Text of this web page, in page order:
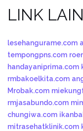
LINK
lesehangurame.com
tempongpns.com
handayaniprima.com
rmbakoelkita.com
Mrobak.com
rmjasabundo.com
chungiwa.com
mitrasehatklinik.com